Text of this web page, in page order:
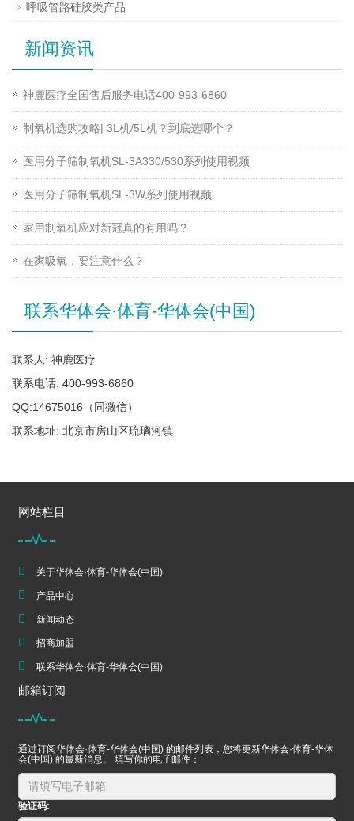
呼吸管路硅胶类产品
新闻资讯
神鹿医疗全国售后服务电话400-993-6860
制氧机选购攻略| 3L机/5L机？到底选哪个？
医用分子筛制氧机SL-3A330/530系列使用视频
医用分子筛制氧机SL-3W系列使用视频
家用制氧机应对新冠真的有用吗？
在家吸氧，要注意什么？
联系华体会·体育-华体会(中国)
联系人: 神鹿医疗
联系电话: 400-993-6860
QQ:14675016（同微信）
联系地址: 北京市房山区琉璃河镇
网站栏目
关于华体会·体育-华体会(中国)
产品中心
新闻动态
招商加盟
联系华体会·体育-华体会(中国)
邮箱订阅
通过订阅华体会·体育-华体会(中国) 的邮件列表，您将更新华体会·体育-华体
会(中国) 的最新消息。 填写你的电子邮件：
验证码: